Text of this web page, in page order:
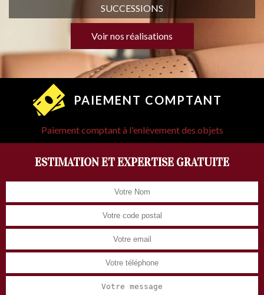
SUCCESSIONS
Voir nos réalisations
PAIEMENT COMPTANT
Paiement comptant à l'enlèvement des objets
ESTIMATION ET EXPERTISE GRATUITE